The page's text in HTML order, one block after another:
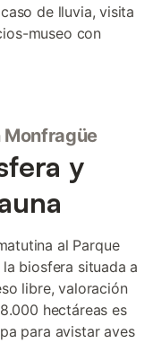
de lluvia, visita
museo con
Monfragüe
y
al Parque
biosfera situada a
libre, valoración
hectáreas es
para avistar aves